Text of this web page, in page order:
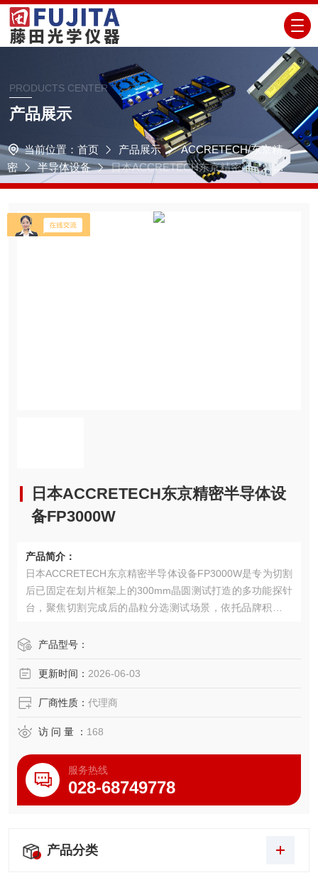
PRODUCTS CENTER
产品展示
当前位置： 首页 产品展示
ACCRETECH/东京精
密
半导体设备
日本ACCRETECH东京精密半导体设
备FP3000W
日本ACCRETECH东京精密半导体设
备FP3000W
产品简介：
日本ACCRETECH东京精密半导体设备FP3000W是专为切割
后已固定在划片框架上的300mm晶圆测试打造的多功能探针
台，聚焦切割完成后的晶粒分选测试场景，依托品牌积累十
定的行业痛点，是MEMS、功率器件等后道晶粒测试领域的
产品型号：
更新时间： 2026-06-03
厂商性质： 代理商
访 问 量 ： 168
服务热线
028-68749778
产品分类